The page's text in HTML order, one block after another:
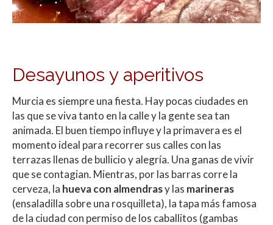
Desayunos y aperitivos
Murcia es siempre una fiesta. Hay pocas ciudades en
las que se viva tanto en la calle y la gente sea tan
animada. El buen tiempo influye y la primavera es el
momento ideal para recorrer sus calles con las
terrazas llenas de bullicio y alegría. Una ganas de vivir
que se contagian. Mientras, por las barras corre la
cerveza, la hueva con almendrasy las marineras
(ensaladilla sobre una rosquilleta), la tapa más famosa
de la ciudad con permiso de los caballitos (gambas